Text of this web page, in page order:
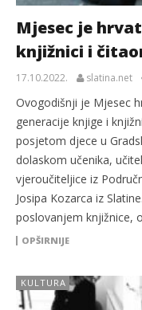
Mjesec je
knjižnici i
17.10.2022. slatina.net
Ovogodišnji je Mjesec
generacije knjige i
posjetom djece u
dolaskom učenika,
vjeroučiteljice iz
Josipa Kozarca iz
poslovanjem knjižnice,
OPŠIRNIJE
KULTURA